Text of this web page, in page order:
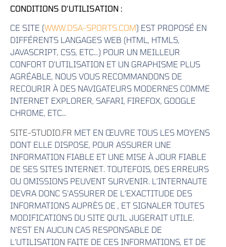
CONDITIONS D’UTILISATION :
CE SITE (WWW.DSA-SPORTS.COM) EST PROPOSÉ EN
DIFFÉRENTS LANGAGES WEB (HTML, HTML5,
JAVASCRIPT, CSS, ETC…) POUR UN MEILLEUR
CONFORT D’UTILISATION ET UN GRAPHISME PLUS
AGRÉABLE, NOUS VOUS RECOMMANDONS DE
RECOURIR À DES NAVIGATEURS MODERNES COMME
INTERNET EXPLORER, SAFARI, FIREFOX, GOOGLE
CHROME, ETC…
SITE-STUDIO.FR MET EN ŒUVRE TOUS LES MOYENS
DONT ELLE DISPOSE, POUR ASSURER UNE
INFORMATION FIABLE ET UNE MISE À JOUR FIABLE
DE SES SITES INTERNET. TOUTEFOIS, DES ERREURS
OU OMISSIONS PEUVENT SURVENIR. L’INTERNAUTE
DEVRA DONC S’ASSURER DE L’EXACTITUDE DES
INFORMATIONS AUPRÈS DE , ET SIGNALER TOUTES
MODIFICATIONS DU SITE QU’IL JUGERAIT UTILE.
N’EST EN AUCUN CAS RESPONSABLE DE
L’UTILISATION FAITE DE CES INFORMATIONS, ET DE